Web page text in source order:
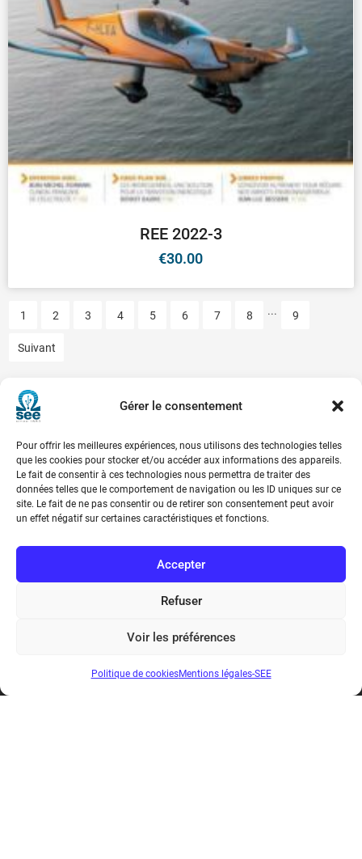
données telles que le comportement de navigation ou les ID uniques sur ce
site. Le fait de ne pas consentir ou de retirer son consentement peut avoir
un effet négatif sur certaines caractéristiques et fonctions.
Accepter
Refuser
Voir les préférences
Politique de cookiesMentions légales-SEE
€30.00
1 2 3 4 5 6 7 8 ... 9
Suivant
Bicentenaire des découvertes d’André-
Société de l’Electricité, de l’Electronique et des Technologies
de l’Information et de la Communication
17 rue de l’Amiral Hamelin75116 Paris
Téléphone : (+33) 1 56 90 37 17
N° de SIREN : 785 393 232, Code APE : 9412Z TVA intra-